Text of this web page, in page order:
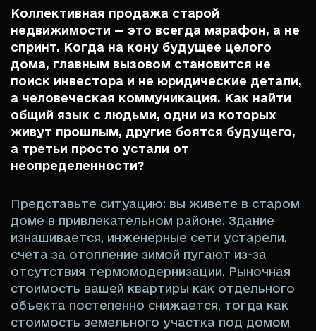
Коллективная продажа старой
недвижимости — это всегда марафон, а не
спринт. Когда на кону будущее целого
дома, главным вызовом становится не
поиск инвестора и не юридические детали,
а человеческая коммуникация. Как найти
общий язык с людьми, одни из которых
живут прошлым, другие боятся будущего,
а третьи просто устали от
неопределенности?
Представьте ситуацию: вы живете в старом
доме в привлекательном районе. Здание
изнашивается, инженерные сети устарели,
счета за отопление зимой пугают из-за
отсутствия термомодернизации. Рыночная
стоимость вашей квартиры как отдельного
объекта постепенно снижается, тогда как
стоимость земельного участка под домом